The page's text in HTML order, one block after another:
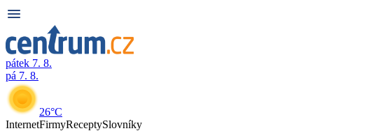
pátek 7. 8.
pá 7. 8.
26°C
InternetFirmyReceptySlovníky